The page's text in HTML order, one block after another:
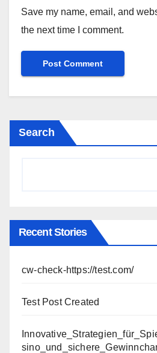
Save my name, email, and
the next time I comment.
Search
Recent Stories
cw-check-https://test.com/
Test Post Created